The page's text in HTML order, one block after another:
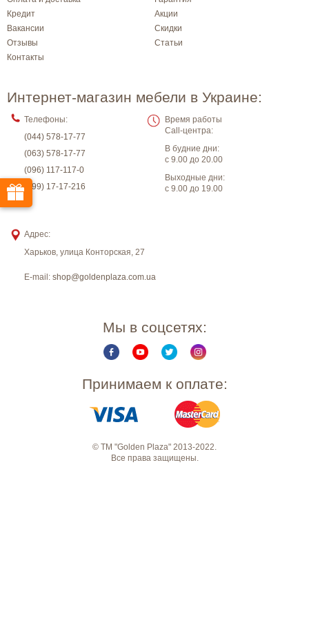
Кредит
Акции
Вакансии
Скидки
Отзывы
Статьи
Контакты
Интернет-магазин мебели в Украине:
Телефоны:
(044) 578-17-77
(063) 578-17-77
(096) 117-117-0
(099) 17-17-216
Время работы
Call-центра:
В будние дни:
с 9.00 до 20.00
Выходные дни:
с 9.00 до 19.00
Адрес:
Харьков, улица Конторская, 27
E-mail: shop@goldenplaza.com.ua
Мы в соцсетях:
Принимаем к оплате:
© ТМ "Golden Plaza" 2013-2022.
Все права защищены.